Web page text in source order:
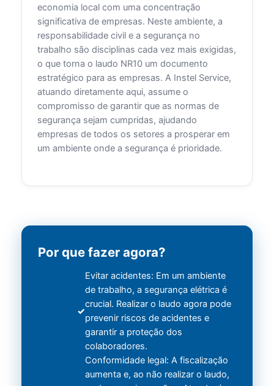
economia local com uma concentração
significativa de empresas. Neste ambiente, a
responsabilidade civil e a segurança no
trabalho são disciplinas cada vez mais exigidas,
o que torna o laudo NR10 um documento
estratégico para as empresas. A Instel Service,
atuando diretamente aqui, assume o
compromisso de garantir que as normas de
segurança sejam cumpridas, ajudando
empresas de todos os setores a prosperar em
um ambiente onde a segurança é prioridade.
Por que fazer agora?
Evitar acidentes: Em um ambiente
de trabalho, a segurança elétrica é
crucial. Realizar o laudo agora pode
prevenir riscos de acidentes e
garantir a proteção dos
colaboradores.
Conformidade legal: A fiscalização
aumenta e, ao não realizar o laudo,